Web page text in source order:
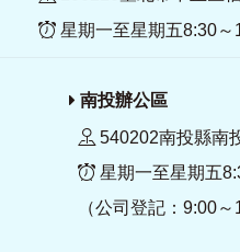
星期一至星期五8:30～
南投辦公區
540202南投縣南
星期一至星期五
（公司登記：9:00